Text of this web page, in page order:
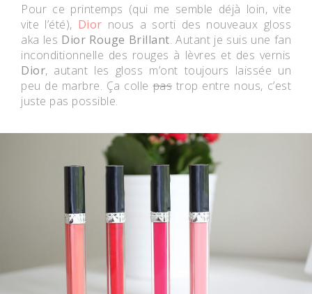
Pour ce printemps (qui me semble déjà loin, vite
vite l’été), Dior nous a sorti des nouveaux gloss
aka les Dior Rouge Brillant. Autant je suis une fan
inconditionnelle des rouges à lèvres et des vernis
Dior, autant les gloss m’ont toujours laissée un
peu de marbre. Ça collepas trop entre nous, c’est
juste pas possible.